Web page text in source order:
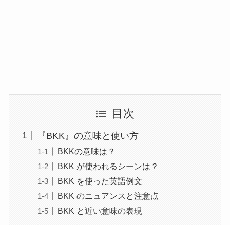
目次
『BKK』の意味と使い方
BKKの意味は？
BKK が使われるシーンは？
BKK を使った英語例文
BKK のニュアンスと注意点
BKK と近い意味の表現